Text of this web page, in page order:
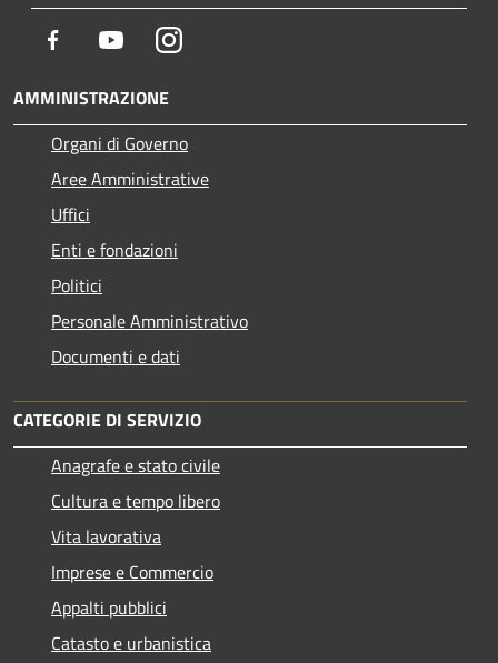
Facebook YoutubeInstagram
AMMINISTRAZIONE
Organi di Governo
Aree Amministrative
Uffici
Enti e fondazioni
Politici
Personale Amministrativo
Documenti e dati
CATEGORIE DI SERVIZIO
Anagrafe e stato civile
Cultura e tempo libero
Vita lavorativa
Imprese e Commercio
Appalti pubblici
Catasto e urbanistica